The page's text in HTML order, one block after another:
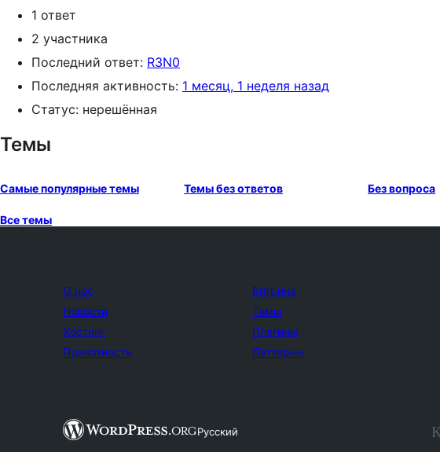
1 ответ
2 участника
Последний ответ: R3N0
Последняя активность: 1 месяц, 1 неделя назад
Статус: нерешённая
Темы
Самые популярные темы Темы без ответов Без вопроса
Все темы
О нас
Новости
Хостинг
Приватность
Витрина
Темы
Плагины
Паттерны
Русский